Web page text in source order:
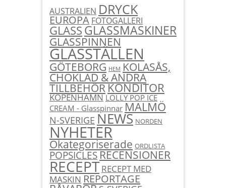
AUSTRALIEN DRYCK
EUROPA FOTOGALLERI
GLASSGLASSMASKINER
GLASSPINNEN
GLASSTÄLLEN
GÖTEBORG HEM KOLASÅS,
CHOKLAD & ANDRA
TILLBEHÖRKONDITOR
KÖPENHAMN LOLLY POP ICE
CREAM - Glasspinnar MALMÖ
N-SVERIGE NEWS NORDEN
NYHETER
Okategoriserade ORDLISTA
POPSICLESRECENSIONER
RECEPT RECEPT MED
MASKIN REPORTAGE